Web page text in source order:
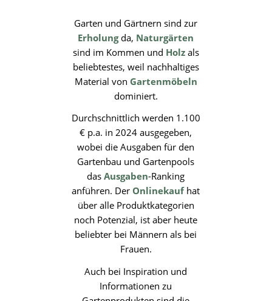
Garten und Gärtnern sind zur
Erholungda, Naturgärten
sind im Kommen und Holzals
beliebtestes, weil nachhaltiges
Material von Gartenmöbeln
dominiert.
Durchschnittlich werden 1.100
€ p.a. in 2024 ausgegeben,
wobei die Ausgaben für den
Gartenbau und Gartenpools
dasAusgaben-Ranking
anführen. Der Onlinekaufhat
über alle Produktkategorien
noch Potenzial, ist aber heute
beliebter bei Männern als bei
Frauen.
Auch bei Inspiration und
Informationen zu